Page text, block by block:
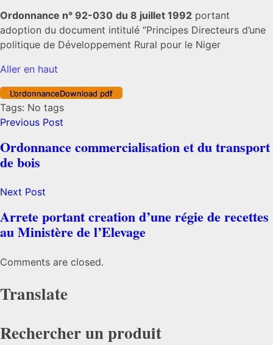
Ordonnance n° 92-030 du 8 juillet 1992 portant
adoption du document intitulé ‘’Principes Directeurs d’une
politique de Développement Rural pour le Niger
Aller en haut
L’ordonnanceDownload pdf
Tags: No tags
Previous Post
Ordonnance commercialisation et du transport
de bois
Next Post
Arrete portant creation d’une régie de recettes
au Ministère de l’Elevage
Comments are closed.
Translate
Rechercher un produit